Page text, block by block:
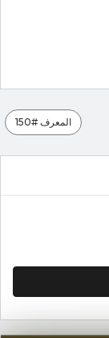
المعرف #150